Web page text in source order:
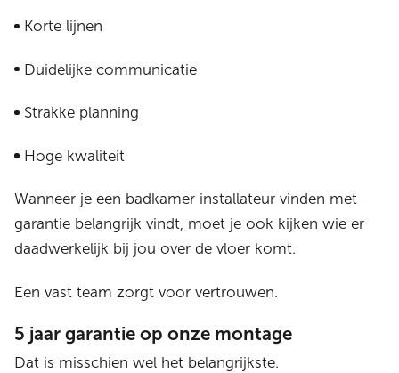
Korte lijnen
Duidelijke communicatie
Strakke planning
Hoge kwaliteit
Wanneer je een badkamer installateur vinden met
garantie belangrijk vindt, moet je ook kijken wie er
daadwerkelijk bij jou over de vloer komt.
Een vast team zorgt voor vertrouwen.
5 jaar garantie op onze montage
Dat is misschien wel het belangrijkste.